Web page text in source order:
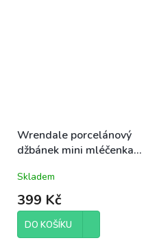
Wrendale porcelánový
džbánek mini mléčenka
Skladem
399 Kč
DO KOŠÍKU